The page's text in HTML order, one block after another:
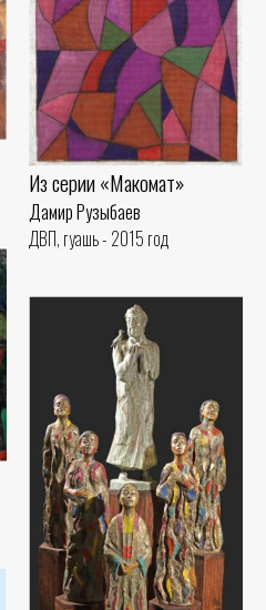
Из серии «Макомат»
Дамир Рузыбаев
ДВП, гуашь - 2015 год